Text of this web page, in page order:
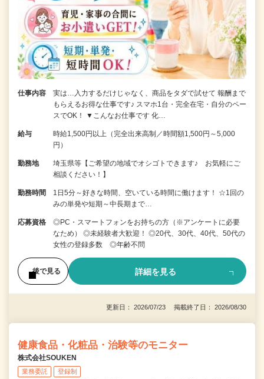
仕事内容
実は…入力するだけじゃなく、商品をタダで試せて 報酬まで
もらえるお得な仕事です♪ スマホ1台・完全在宅・自分のペー
スでOK！ ▼こんなお仕事です 化…
給与
時給1,500円以上（完全出来高制／時間額1,500円～5,000
円）
勤務地
埼玉県等【ご希望の地域でオシゴトできます♪ お気軽にご
相談ください！】
勤務時間
1日5分～好きな時間、空いている時間に働けます！ ☆1回の
みの単発や短期～中長期まで…
応募資格
◎PC・スマートフォンをお持ちの方（※アンケートに必要
なため） ◎未経験者大歓迎！ ◎20代、30代、40代、50代の
女性の登録多数 ◎年齢不問
後で見る 詳細を見る
更新日： 2026/07/23 掲載終了日： 2026/08/30
健康食品・化粧品・治験等のモニター
株式会社SOUKEN
業務委託 登録制